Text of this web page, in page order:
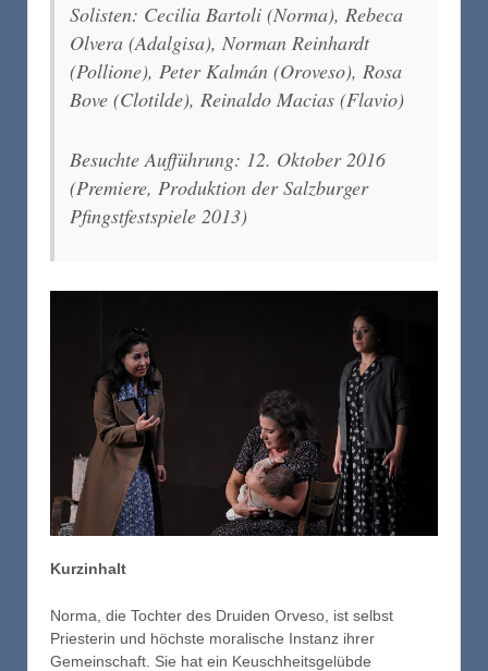
Solisten: Cecilia Bartoli (Norma), Rebeca
Olvera (Adalgisa), Norman Reinhardt
(Pollione), Peter Kalmán (Oroveso), Rosa
Bove (Clotilde), Reinaldo Macias (Flavio)
Besuchte Aufführung: 12. Oktober 2016
(Premiere, Produktion der Salzburger
Pfingstfestspiele 2013)
Kurzinhalt
Norma, die Tochter des Druiden Orveso, ist selbst
Priesterin und höchste moralische Instanz ihrer
Gemeinschaft. Sie hat ein Keuschheitsgelübde